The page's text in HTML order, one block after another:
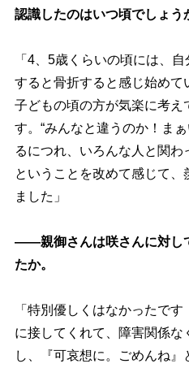
認識したのはいつ頃でしょ
「4、5歳くらいの頃には、
すると骨折すると感じ始めて
子どもの頃の方が気楽に考え
す。“みんなと違うのか！ま
るにつれ、いろんな人と関わ
ということを改めて感じて、
ました」
――親御さんは咲さんに対し
たか。
「特別優しくはなかったで
に接してくれて、障害関係な
し、『可哀想に。ごめんね